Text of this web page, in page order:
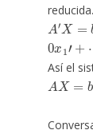
A′X=b′
0x1′
Así el
AX=b